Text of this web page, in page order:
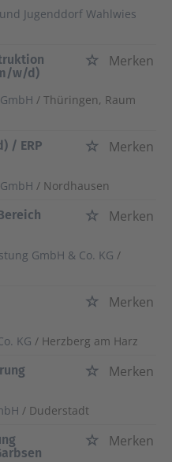
Jugenddorf Wahlwies
w/d)
Merken
/ Thüringen, Raum
/ ERP
Merken
/ Nordhausen
Merken
GmbH & Co. KG /
Merken
KG / Herzberg am Harz
Merken
/ Duderstadt
Merken